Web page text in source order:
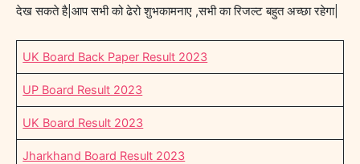
देख सकते है|आप सभी को ढेरो शुभकामनाए ,सभी का रिजल्ट बहुत अच्छा रहेगा|
UK Board Back Paper Result 2023
UP Board Result 2023
UK Board Result 2023
Jharkhand Board Result 2023